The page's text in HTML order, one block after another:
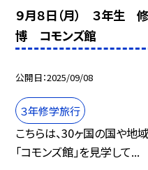
９月８日（月） ３年生
博 コモンズ館
公開日 2025/09/08
３年修学旅行
こちらは、30ヶ国の国や地
「コモンズ館」を見学して...